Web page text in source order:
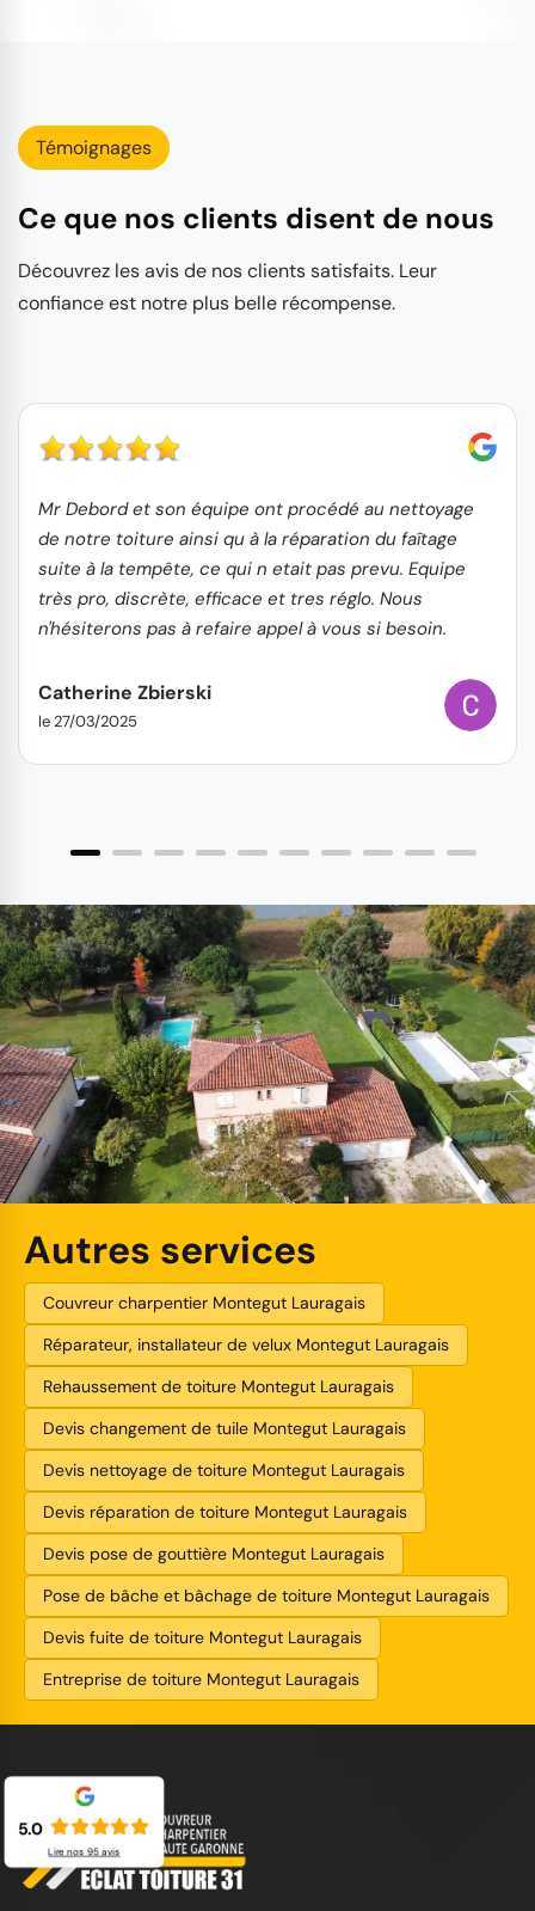
Témoignages
Ce que nos clients disent de nous
Découvrez les avis de nos clients satisfaits. Leur
confiance est notre plus belle récompense.
Mr Debord et son équipe ont procédé au nettoyage
de notre toiture ainsi qu à la réparation du faîtage
suite à la tempête, ce qui n etait pas prevu. Equipe
très pro, discrète, efficace et tres réglo. Nous
n'hésiterons pas à refaire appel à vous si besoin.
Catherine Zbierski
le 27/03/2025
Autres services
Couvreur charpentier Montegut Lauragais
Réparateur, installateur de velux Montegut Lauragais
Rehaussement de toiture Montegut Lauragais
Devis changement de tuile Montegut Lauragais
Devis nettoyage de toiture Montegut Lauragais
Devis réparation de toiture Montegut Lauragais
Devis pose de gouttière Montegut Lauragais
Pose de bâche et bâchage de toiture Montegut Lauragais
Devis fuite de toiture Montegut Lauragais
Entreprise de toiture Montegut Lauragais
5.0
Lire nos 95avis